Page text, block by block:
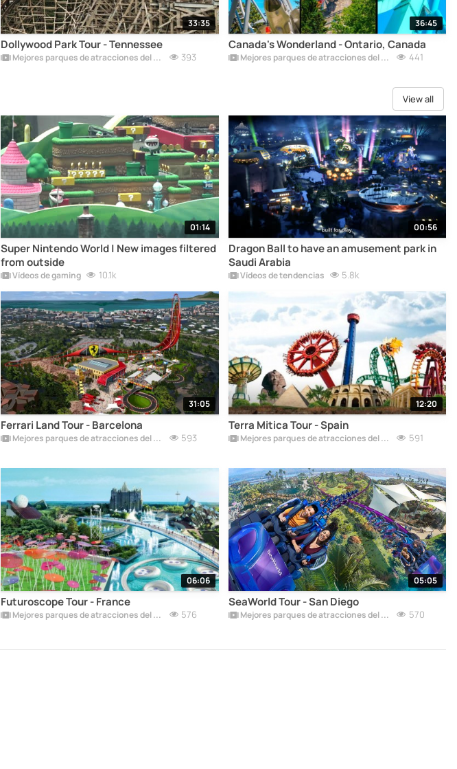
33:35
Dollywood Park Tour - Tennessee
Mejores parques de atracciones del mundo 393
36:45
Canada's Wonderland - Ontario, Canada
Mejores parques de atracciones del mundo 441
View all
01:14
Super Nintendo World | New images filtered
from outside
Vídeos de gaming 10.1k
00:56
Dragon Ball to have an amusement park in
Saudi Arabia
Vídeos de tendencias 5.8k
31:05
Ferrari Land Tour - Barcelona
Mejores parques de atracciones del mundo 593
12:20
Terra Mitica Tour - Spain
Mejores parques de atracciones del mundo 591
06:06
Futuroscope Tour - France
Mejores parques de atracciones del mundo 576
05:05
SeaWorld Tour - San Diego
Mejores parques de atracciones del mundo 570